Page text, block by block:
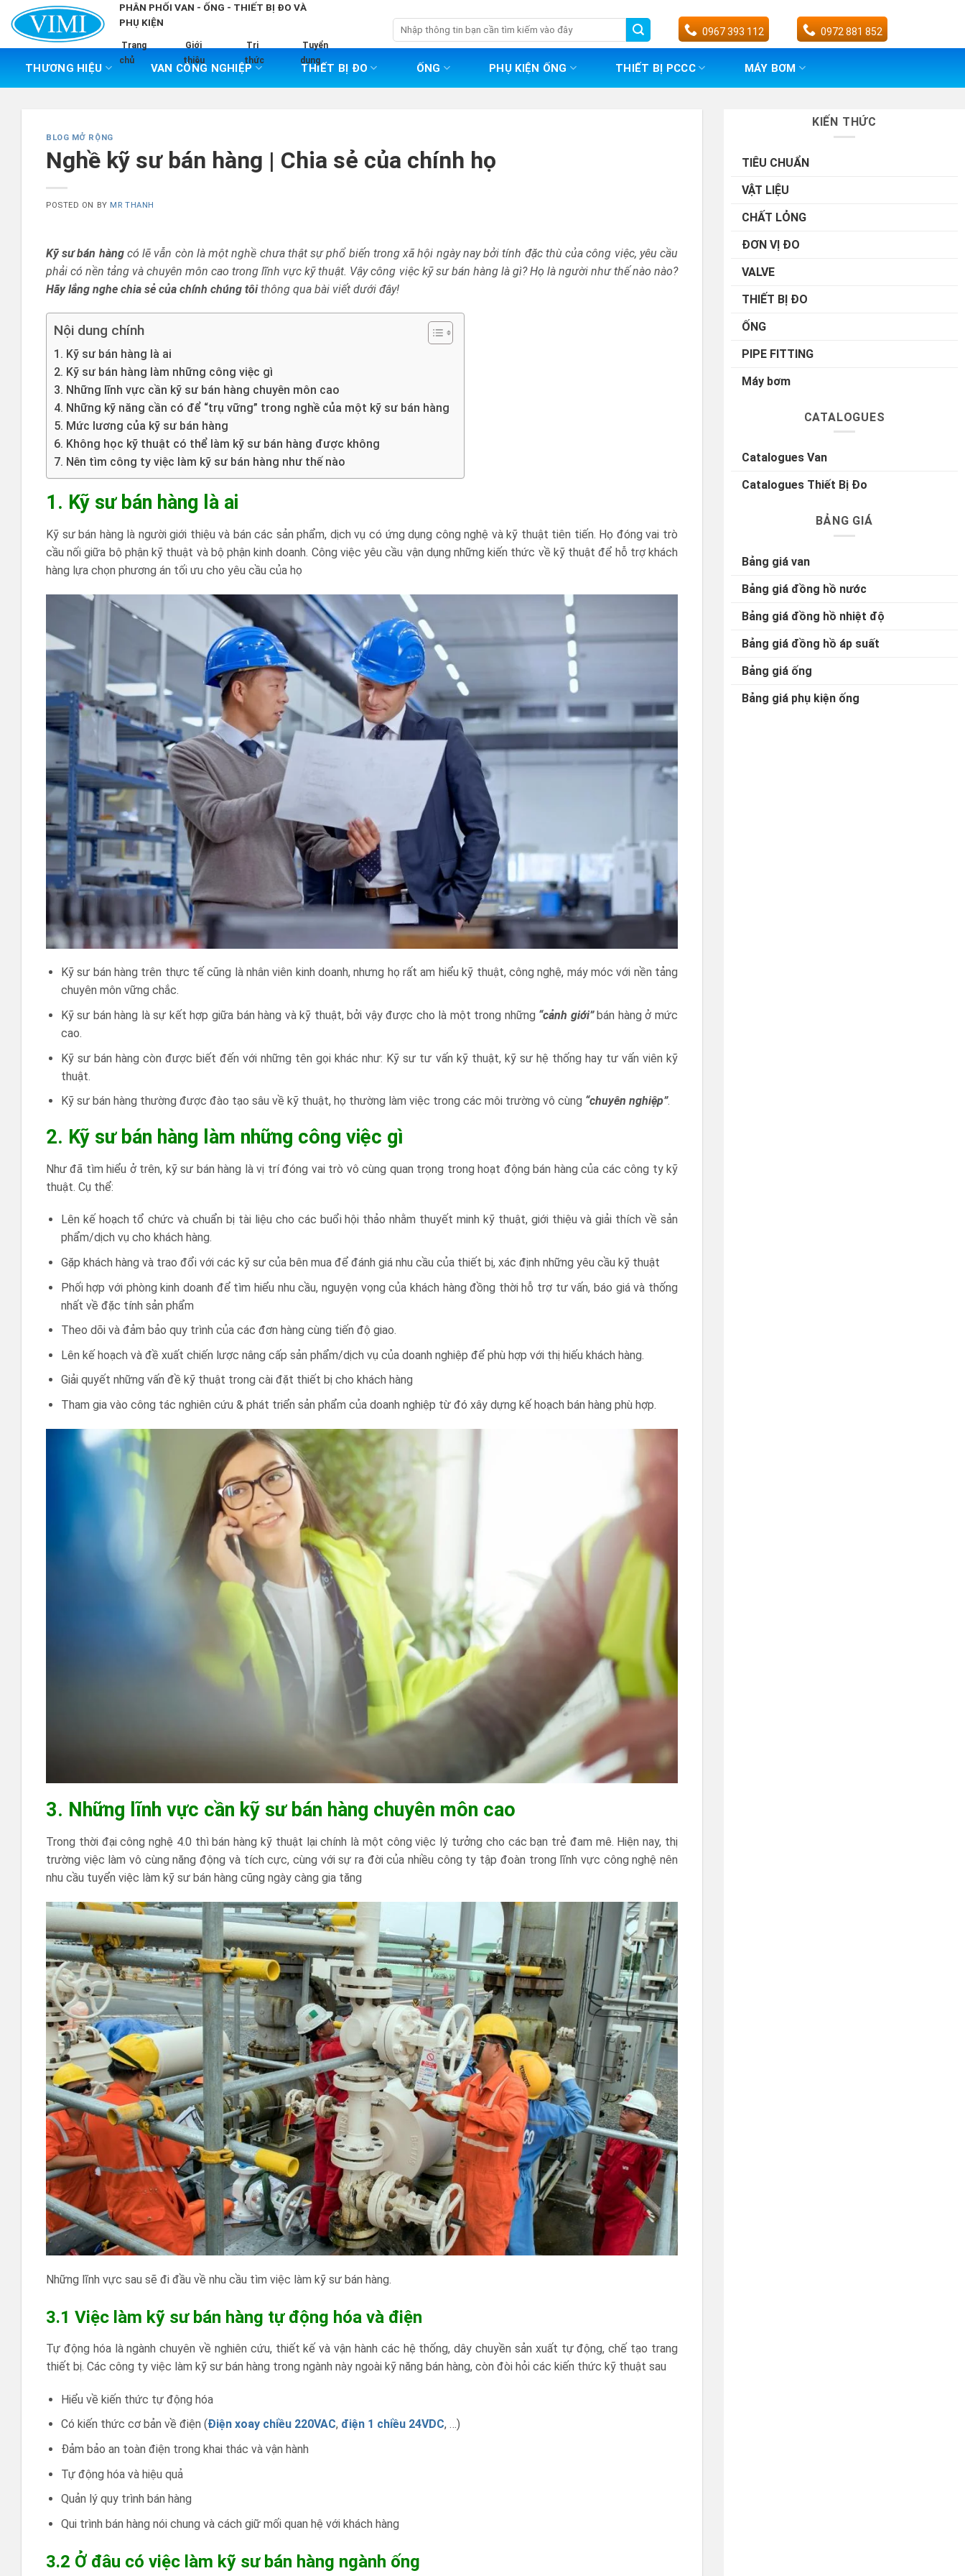
content
PHÂN PHỐI VAN - ỐNG - THIẾT BỊ ĐO VÀ
PHỤ KIỆN
Trang
chủ
Giới
thiệu
Tri
thức
Tuyển
dụng
Tìm
kiếm:
0967 393 112 0972 881 852
THƯƠNG HIỆU VAN CÔNG NGHIỆP THIẾT BỊ ĐO ỐNG PHỤ KIỆN ỐNG THIẾT BỊ PCCC MÁY BƠM
BLOG MỞ RỘNG
Nghề kỹ sư bán hàng | Chia sẻ của chính họ
POSTED ON BY MR THANH
Kỹ sư bán hàngcó lẽ vẫn còn là một nghề chưa thật sự phổ biến trong xã hội ngày nay bởi tính đặc thù của công việc, yêu cầu
phải có nền tảng và chuyên môn cao trong lĩnh vực kỹ thuật. Vậy công việc kỹ sư bán hàng là gì? Họ là người như thế nào nào?
Hãy lắng nghe chia sẻ của chính chúng tôithông qua bài viết dưới đây!
Nội dung chính
1. Kỹ sư bán hàng là ai
2. Kỹ sư bán hàng làm những công việc gì
3. Những lĩnh vực cần kỹ sư bán hàng chuyên môn cao
4. Những kỹ năng cần có để “trụ vững” trong nghề của một kỹ sư bán hàng
5. Mức lương của kỹ sư bán hàng
6. Không học kỹ thuật có thể làm kỹ sư bán hàng được không
7. Nên tìm công ty việc làm kỹ sư bán hàng như thế nào
1. Kỹ sư bán hàng là ai
Kỹ sư bán hàng là người giới thiệu và bán các sản phẩm, dịch vụ có ứng dụng công nghệ và kỹ thuật tiên tiến. Họ đóng vai trò
cầu nối giữa bộ phận kỹ thuật và bộ phận kinh doanh. Công việc yêu cầu vận dụng những kiến thức về kỹ thuật để hỗ trợ khách
hàng lựa chọn phương án tối ưu cho yêu cầu của họ
Kỹ sư bán hàng trên thực tế cũng là nhân viên kinh doanh, nhưng họ rất am hiểu kỹ thuật, công nghệ, máy móc với nền tảng
chuyên môn vững chắc.
Kỹ sư bán hàng là sự kết hợp giữa bán hàng và kỹ thuật, bởi vậy được cho là một trong những “cảnh giới” bán hàng ở mức
cao.
Kỹ sư bán hàng còn được biết đến với những tên gọi khác như: Kỹ sư tư vấn kỹ thuật, kỹ sư hệ thống hay tư vấn viên kỹ
thuật.
Kỹ sư bán hàng thường được đào tạo sâu về kỹ thuật, họ thường làm việc trong các môi trường vô cùng “chuyên nghiệp”.
2. Kỹ sư bán hàng làm những công việc gì
Như đã tìm hiểu ở trên, kỹ sư bán hàng là vị trí đóng vai trò vô cùng quan trọng trong hoạt động bán hàng của các công ty kỹ
thuật. Cụ thể:
Lên kế hoạch tổ chức và chuẩn bị tài liệu cho các buổi hội thảo nhằm thuyết minh kỹ thuật, giới thiệu và giải thích về sản
phẩm/dịch vụ cho khách hàng.
Gặp khách hàng và trao đổi với các kỹ sư của bên mua để đánh giá nhu cầu của thiết bị, xác định những yêu cầu kỹ thuật
Phối hợp với phòng kinh doanh để tìm hiểu nhu cầu, nguyện vọng của khách hàng đồng thời hỗ trợ tư vấn, báo giá và thống
nhất về đặc tính sản phẩm
Theo dõi và đảm bảo quy trình của các đơn hàng cùng tiến độ giao.
Lên kế hoạch và đề xuất chiến lược nâng cấp sản phẩm/dịch vụ của doanh nghiệp để phù hợp với thị hiếu khách hàng.
Giải quyết những vấn đề kỹ thuật trong cài đặt thiết bị cho khách hàng
Tham gia vào công tác nghiên cứu & phát triển sản phẩm của doanh nghiệp từ đó xây dựng kế hoạch bán hàng phù hợp.
3. Những lĩnh vực cần kỹ sư bán hàng chuyên môn cao
Trong thời đại công nghệ 4.0 thì bán hàng kỹ thuật lại chính là một công việc lý tưởng cho các bạn trẻ đam mê. Hiện nay, thị
trường việc làm vô cùng năng động và tích cực, cùng với sự ra đời của nhiều công ty tập đoàn trong lĩnh vực công nghệ nên
nhu cầu tuyển việc làm kỹ sư bán hàng cũng ngày càng gia tăng
Những lĩnh vực sau sẽ đi đầu về nhu cầu tìm việc làm kỹ sư bán hàng.
3.1 Việc làm kỹ sư bán hàng tự động hóa và điện
Tự động hóa là ngành chuyên về nghiên cứu, thiết kế và vận hành các hệ thống, dây chuyền sản xuất tự động, chế tạo trang
thiết bị. Các công ty việc làm kỹ sư bán hàng trong ngành này ngoài kỹ năng bán hàng, còn đòi hỏi các kiến thức kỹ thuật sau
Hiểu về kiến thức tự động hóa
Có kiến thức cơ bản về điện (Điện xoay chiều 220VAC, điện 1 chiều 24VDC, …)
Đảm bảo an toàn điện trong khai thác và vận hành
Tự động hóa và hiệu quả
Quản lý quy trình bán hàng
Qui trình bán hàng nói chung và cách giữ mối quan hệ với khách hàng
3.2 Ở đâu có việc làm kỹ sư bán hàng ngành ống
KIẾN THỨC
TIÊU CHUẨN
VẬT LIỆU
CHẤT LỎNG
ĐƠN VỊ ĐO
VALVE
THIẾT BỊ ĐO
ỐNG
PIPE FITTING
Máy bơm
CATALOGUES
Catalogues Van
Catalogues Thiết Bị Đo
BẢNG GIÁ
Bảng giá van
Bảng giá đồng hồ nước
Bảng giá đồng hồ nhiệt độ
Bảng giá đồng hồ áp suất
Bảng giá ống
Bảng giá phụ kiện ống